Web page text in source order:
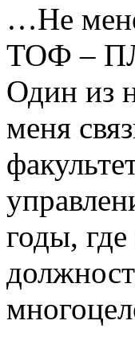
…Не
ТОФ –
Один из
меня
годы,